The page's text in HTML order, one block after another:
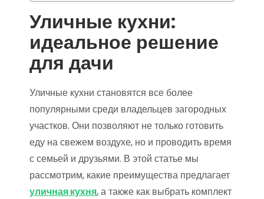
Уличные кухни:
идеальное решение
для дачи
Уличные кухни становятся все более
популярными среди владельцев загородных
участков. Они позволяют не только готовить
еду на свежем воздухе, но и проводить время
с семьей и друзьями. В этой статье мы
рассмотрим, какие преимущества предлагает
уличная кухня, а также как выбрать комплект